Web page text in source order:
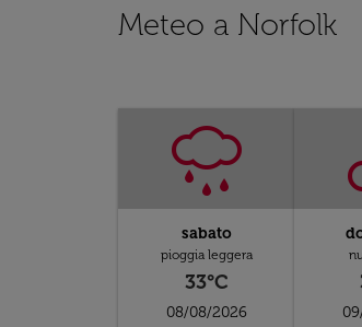
Meteo a Norfolk
sabato
pioggia leggera
33°C
08/08/2026